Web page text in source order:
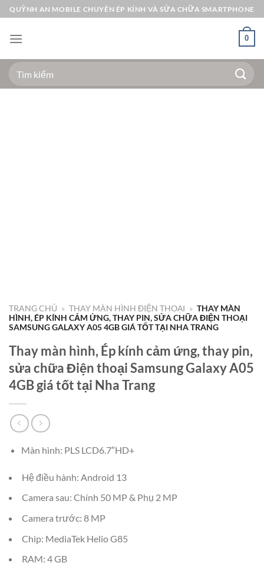
Bỏ
qua
nội
QUỲNH AN MOBILE CHUYÊN ÉP KÍNH VÀ SỬA CHỮA SMARTPHONE
0
Tìm
kiếm:
TRANG CHỦ » THAY MÀN HÌNH ĐIỆN THOẠI » THAY MÀN
HÌNH, ÉP KÍNH CẢM ỨNG, THAY PIN, SỬA CHỮA ĐIỆN THOẠI
SAMSUNG GALAXY A05 4GB GIÁ TỐT TẠI NHA TRANG
Thay màn hình, Ép kính cảm ứng, thay pin,
sửa chữa Điện thoại Samsung Galaxy A05
4GB giá tốt tại Nha Trang
Màn hình: PLS LCD6.7″HD+
Hệ điều hành: Android 13
Camera sau: Chính 50 MP & Phụ 2 MP
Camera trước: 8 MP
Chip: MediaTek Helio G85
RAM: 4 GB